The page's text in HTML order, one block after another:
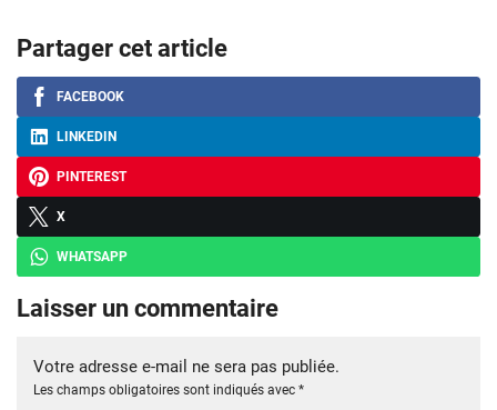
Partager cet article
FACEBOOK
LINKEDIN
PINTEREST
X
WHATSAPP
Laisser un commentaire
Votre adresse e-mail ne sera pas publiée.
Les champs obligatoires sont indiqués avec *